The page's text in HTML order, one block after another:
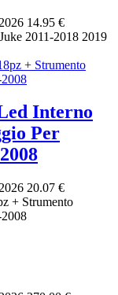
14.95 €
2011-2018 2019
Interno
Per
20.07 €
+ Strumento